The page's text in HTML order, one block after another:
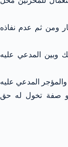
ومن ثم عدم نفاذه
وبين المدعي عليه
والمؤجر المدعي عليه
أو صفة تخول له حق